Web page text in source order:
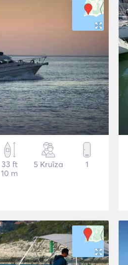
33 ft
10 m
5 Kruīza 1